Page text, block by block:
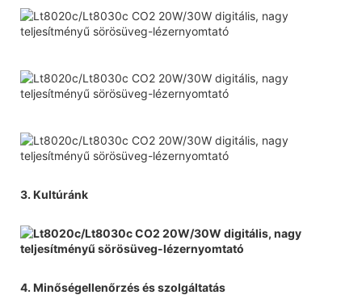
3. Kultúránk
4. Minőségellenőrzés és szolgáltatás